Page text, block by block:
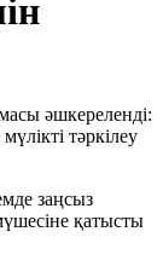
заңсыз
қатысты